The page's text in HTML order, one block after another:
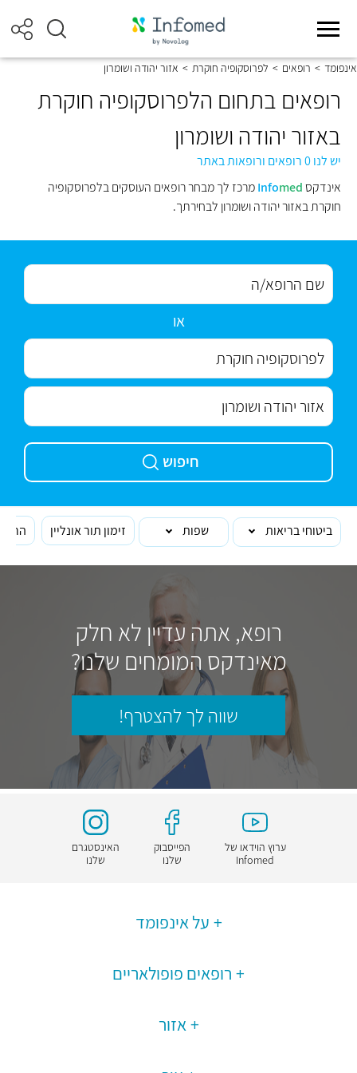
אינפומד > רופאים > לפרוסקופיה חוקרת > אזור יהודה ושומרון
רופאים בתחום הלפרוסקופיה חוקרת
באזור יהודה ושומרון
יש לנו 0 רופאים ורופאות באתר
אינדקס
Infomed
מרכז לך מבחר רופאים העוסקים בלפרוסקופיה
חוקרת באזור יהודה ושומרון לבחירתך.
או
חיפוש
ביטוחי בריאות שפות זימון תור אונליין
רופא, אתה עדיין לא חלק
מאינדקס המומחים שלנו?
שווה לך להצטרף!
ערוץ הוידאו של
Infomed
הפייסבוק
שלנו
האינסטגרם
שלנו
על אינפומד
רופאים פופולאריים
אזור